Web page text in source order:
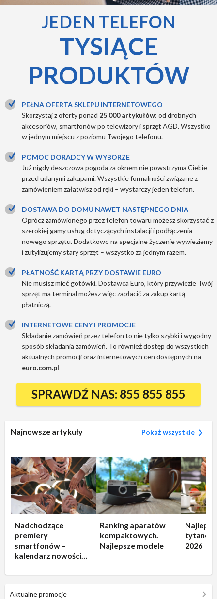
JEDEN TELEFON
TYSIĄCE
PRODUKTÓW
PEŁNA OFERTA SKLEPU INTERNETOWEGO
Skorzystaj z oferty ponad 25 000 artykułów: od drobnych
akcesoriów, smartfonów po telewizory i sprzęt AGD. Wszystko
w jednym miejscu z poziomu Twojego telefonu.
POMOC DORADCY W WYBORZE
Już nigdy deszczowa pogoda za oknem nie powstrzyma Ciebie
przed udanymi zakupami. Wszystkie formalności związane z
zamówieniem załatwisz od ręki – wystarczy jeden telefon.
DOSTAWA DO DOMU NAWET NASTĘPNEGO DNIA
Oprócz zamówionego przez telefon towaru możesz skorzystać z
szerokiej gamy usług dotyczących instalacji i podłączenia
nowego sprzętu. Dodatkowo na specjalne życzenie wywieziemy
i zutylizujemy stary sprzęt – wszystko za jednym razem.
PŁATNOŚĆ KARTĄ PRZY DOSTAWIE EURO
Nie musisz mieć gotówki. Dostawca Euro, który przywiezie Twój
sprzęt ma terminal możesz więc zapłacić za zakup kartą
płatniczą.
INTERNETOWE CENY I PROMOCJE
Składanie zamówień przez telefon to nie tylko szybki i wygodny
sposób składania zamówień. To również dostęp do wszystkich
aktualnych promocji oraz internetowych cen dostępnych na
euro.com.pl
SPRAWDŹ NAS: 855 855 855
Najnowsze artykuły Pokaż wszystkie
Nadchodzące
premiery
smartfonów –
kalendarz nowości
Ranking aparatów
kompaktowych.
Najlepsze modele
2026
Aktualne promocje